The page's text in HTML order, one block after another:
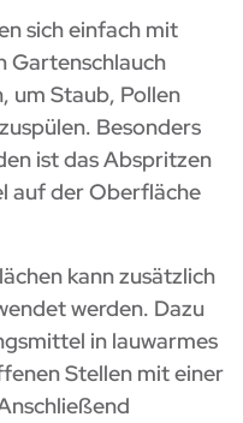
sich einfach mit
Gartenschlauch
um Staub, Pollen
Besonders
ist das Abspritzen
auf der Oberfläche
kann zusätzlich
werden. Dazu
in lauwarmes
Stellen mit einer